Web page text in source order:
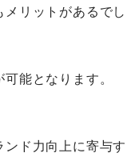
リットがあるでし
能となります。
ド力向上に寄与す